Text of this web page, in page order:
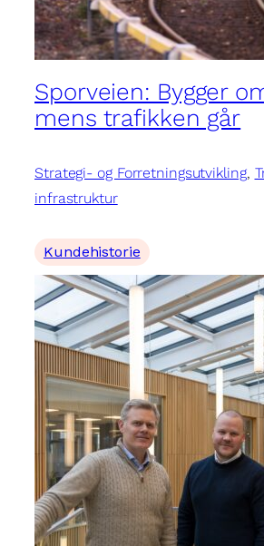
Sporveien: Bygger
mens trafikken går
Strategi- og Forretningsutvikling,
infrastruktur
Kundehistorie